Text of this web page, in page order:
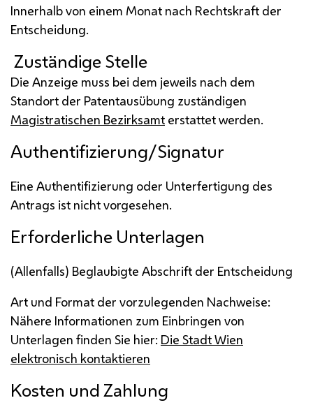
Innerhalb von einem Monat nach Rechtskraft der
Entscheidung.
Zuständige Stelle
Die Anzeige muss bei dem jeweils nach dem
Standort der Patentausübung zuständigen
Magistratischen Bezirksamt erstattet werden.
Authentifizierung/Signatur
Eine Authentifizierung oder Unterfertigung des
Antrags ist nicht vorgesehen.
Erforderliche Unterlagen
(Allenfalls) Beglaubigte Abschrift der Entscheidung
Art und Format der vorzulegenden Nachweise:
Nähere Informationen zum Einbringen von
Unterlagen finden Sie hier: Die Stadt Wien
elektronisch kontaktieren
Kosten und Zahlung